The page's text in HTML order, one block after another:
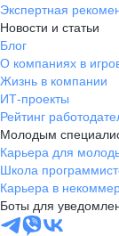
Экспертная
Новости и статьи
Блог
О компаниях в
Жизнь в компании
ИТ-проекты
Рейтинг
Молодым
Карьера для
Школа
Карьера в
Боты для